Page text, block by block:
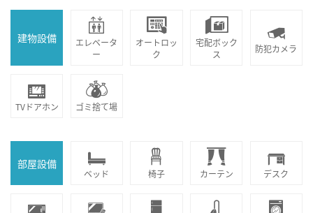
建物設備
エレベータ
ー
オートロッ
ク
宅配ボック
ス
防犯カメラ
TVドアホン ゴミ捨て場
部屋設備
ベッド 椅子 カーテン デスク